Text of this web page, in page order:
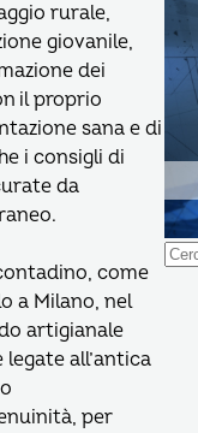
rurale,
giovanile,
dei
il proprio
sana e di
i consigli di
da
come
a Milano, nel
artigianale
all’antica
per
per: